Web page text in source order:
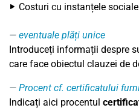
Costuri cu instanțele sociale
eventuale plăți unice
Introduceți informații despre
care face obiectul clauzei de
Procent cf. certificatului
Indicați aici procentul